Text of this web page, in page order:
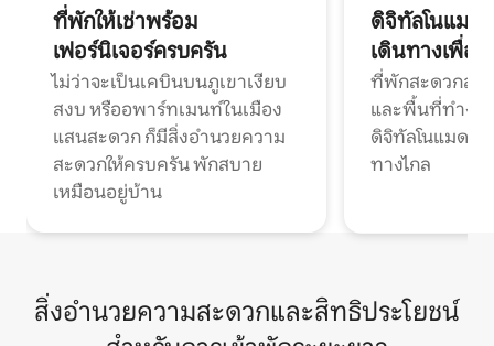
ที่พักให้เช่าพร้อม
เฟอร์นิเจอร์ครบครัน
ไม่ว่าจะเป็นเคบินบนภูเขาเงียบ
สงบ หรืออพาร์ทเมนท์ในเมือง
แสนสะดวก ก็มีสิ่งอำนวยความ
สะดวกให้ครบครัน พักสบาย
เหมือนอยู่บ้าน
ดิจิทัลโนแมด
เดินทางเพื่อ
ที่พักสะดวกสบ
และพื้นที่ทำงา
ดิจิทัลโนแมดแ
ทางไกล
สิ่งอำนวยความสะดวกและสิทธิประโยชน์